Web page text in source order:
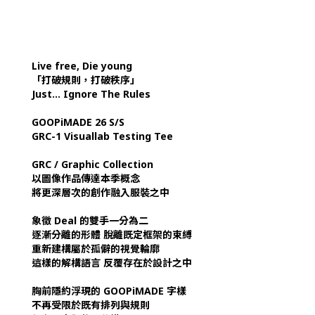
Live free, Die young
「打破規則，打破秩序」
Just… Ignore The Rules
GOOPiMADE 26 S/S
GRC-1 Visuallab Testing Tee
GRC / Graphic Collection
以圖像作品傳達本季概念
將更深層次的創作融入服裝之中
象徵 Deal 的雙手一分為二
逐漸分離的形體 脫離既定框架的束縛
重新建構屬於孤僻的視覺輪廓
這樣的解構語言 反覆存在於設計之中
胸前隱約浮現的 GOOPiMADE 字樣
不再受限於既有排列與規則